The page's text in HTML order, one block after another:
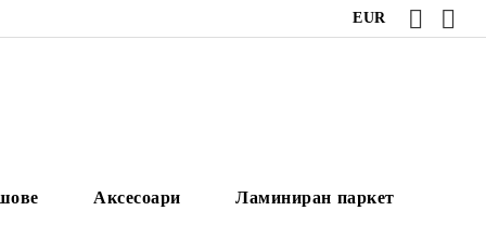
EUR
Аксесоари Ламиниран паркет